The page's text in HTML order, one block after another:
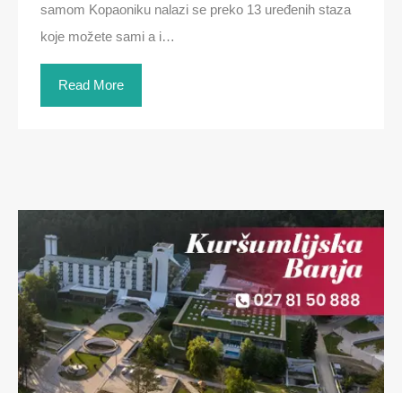
samom Kopaoniku nalazi se preko 13 uređenih staza
koje možete sami a i…
Read More